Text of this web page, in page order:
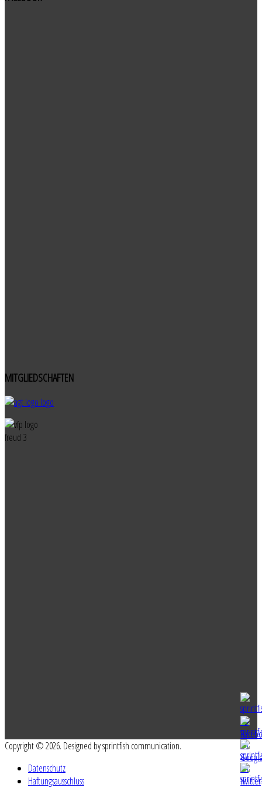
MITGLIEDSCHAFTEN
Copyright © 2026. Designed by sprintfish communication.
Datenschutz
Haftungsausschluss